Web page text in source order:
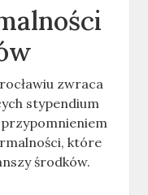
zwraca
stypendium
które
środków.